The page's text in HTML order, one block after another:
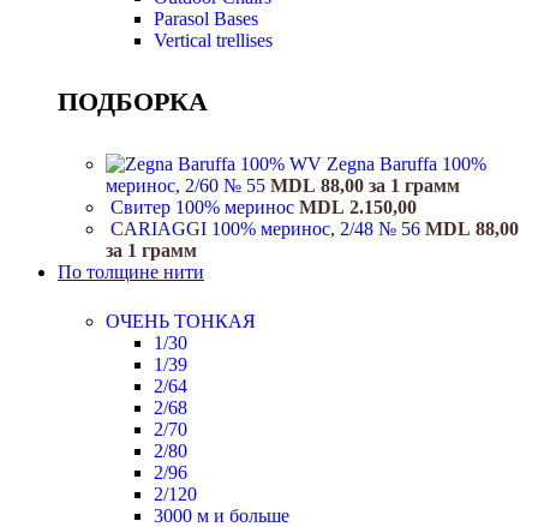
Parasol Bases
Vertical trellises
ПОДБОРКА
Zegna Baruffa 100%
меринос, 2/60 № 55 MDL 88,00 за 1 грамм
Свитер 100% меринос MDL 2.150,00
CARIAGGI 100% меринос, 2/48 № 56 MDL 88,00
за 1 грамм
По толщине нити
ОЧЕНЬ ТОНКАЯ
1/30
1/39
2/64
2/68
2/70
2/80
2/96
2/120
3000 м и больше